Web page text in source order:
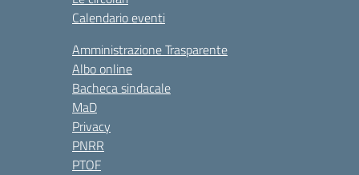
Calendario eventi
Amministrazione Trasparente
Albo online
Bacheca sindacale
MaD
Privacy
PNRR
PTOF